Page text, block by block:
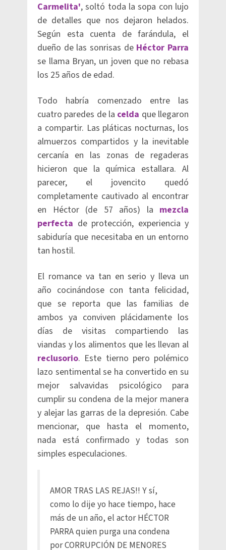
Carmelita', soltó toda la sopa con lujo
de detalles que nos dejaron helados.
Según esta cuenta de farándula, el
dueño de las sonrisas de Héctor Parra
se llama Bryan, un joven que no rebasa
los 25 años de edad.
Todo habría comenzado entre las
cuatro paredes de la celda que llegaron
a compartir. Las pláticas nocturnas, los
almuerzos compartidos y la inevitable
cercanía en las zonas de regaderas
hicieron que la química estallara. Al
parecer, el jovencito quedó
completamente cautivado al encontrar
en Héctor (de 57 años) la mezcla
perfecta de protección, experiencia y
sabiduría que necesitaba en un entorno
tan hostil.
El romance va tan en serio y lleva un
año cocinándose con tanta felicidad,
que se reporta que las familias de
ambos ya conviven plácidamente los
días de visitas compartiendo las
viandas y los alimentos que les llevan al
reclusorio. Este tierno pero polémico
lazo sentimental se ha convertido en su
mejor salvavidas psicológico para
cumplir su condena de la mejor manera
y alejar las garras de la depresión. Cabe
mencionar, que hasta el momento,
nada está confirmado y todas son
simples especulaciones.
AMOR TRAS LAS REJAS!! Y sí,
como lo dije yo hace tiempo, hace
más de un año, el actor HÉCTOR
PARRA quien purga una condena
por CORRUPCIÓN DE MENORES